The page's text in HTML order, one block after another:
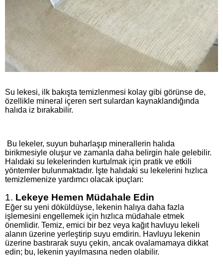
Su lekesi, ilk bakışta temizlenmesi kolay gibi görünse de,
özellikle mineral içeren sert sulardan kaynaklandığında
halıda iz bırakabilir.
Bu lekeler, suyun buharlaşıp minerallerin halıda
birikmesiyle oluşur ve zamanla daha belirgin hale gelebilir.
Halıdaki su lekelerinden kurtulmak için pratik ve etkili
yöntemler bulunmaktadır. İşte halıdaki su lekelerini hızlıca
temizlemenize yardımcı olacak ipuçları:
1. Lekeye Hemen Müdahale Edin
Eğer su yeni döküldüyse, lekenin halıya daha fazla
işlemesini engellemek için hızlıca müdahale etmek
önemlidir. Temiz, emici bir bez veya kağıt havluyu lekeli
alanın üzerine yerleştirip suyu emdirin. Havluyu lekenin
üzerine bastırarak suyu çekin, ancak ovalamamaya dikkat
edin; bu, lekenin yayılmasına neden olabilir.